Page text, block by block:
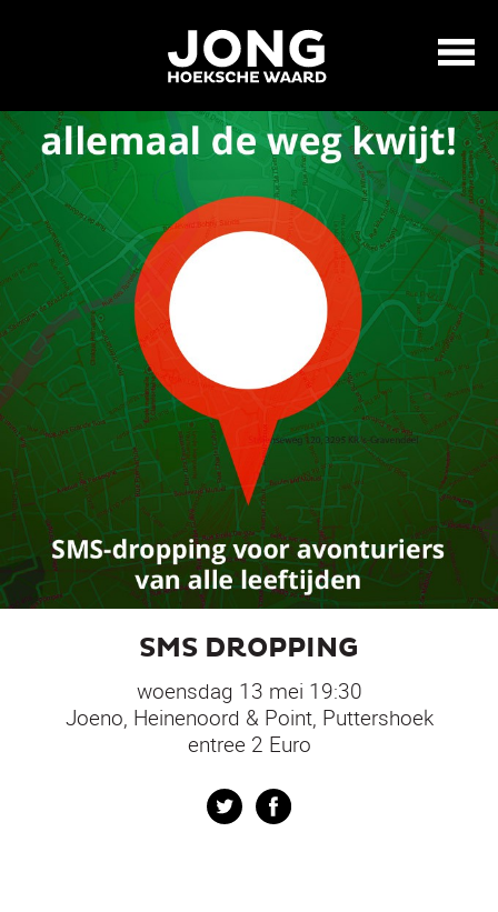
SMS DROPPING
woensdag 13 mei 19:30
Joeno, Heinenoord & Point, Puttershoek
entree 2 Euro
Twitter